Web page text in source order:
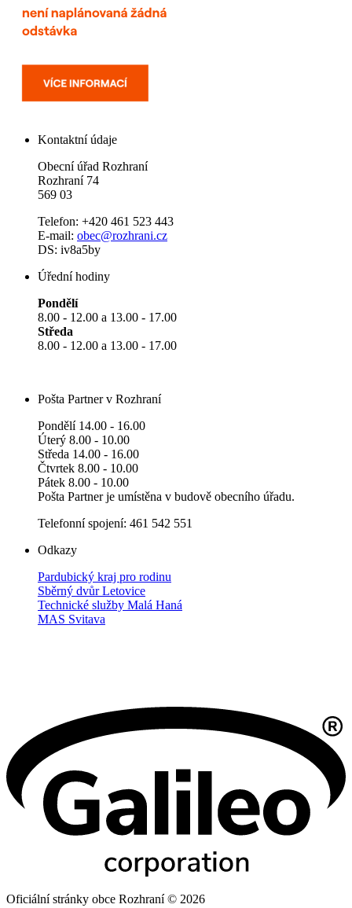
Kontaktní údaje
Obecní úřad Rozhraní
Rozhraní 74
569 03
Telefon: +420 461 523 443
E-mail: obec@rozhrani.cz
DS: iv8a5by
Úřední hodiny
Pondělí
8.00 - 12.00 a 13.00 - 17.00
Středa
8.00 - 12.00 a 13.00 - 17.00
Pošta Partner v Rozhraní
Pondělí 14.00 - 16.00
Úterý 8.00 - 10.00
Středa 14.00 - 16.00
Čtvrtek 8.00 - 10.00
Pátek 8.00 - 10.00
Pošta Partner je umístěna v budově obecního úřadu.
Telefonní spojení: 461 542 551
Odkazy
Pardubický kraj pro rodinu
Sběrný dvůr Letovice
Technické služby Malá Haná
MAS Svitava
Oficiální stránky obce Rozhraní © 2026